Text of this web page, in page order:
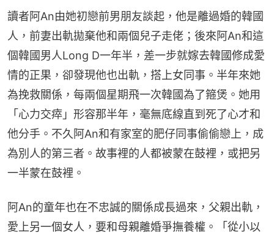
讀者阿An由她初戀前男朋友談起，他是離過婚的韓國
人，前妻出軌拋棄他和兩個兒子走佬；後來阿An和這
個韓國男人Long D一年半，差一步就嫁去韓國修成愛
情的正果，卻發現他也出軌，搭上女同事。半年來她
為挽救關係，每兩個星期飛一次韓國為了箍煲。她用
「心力交瘁」形容那半年，毫無底線直到死了心才和
他分手。不久阿An和有家室的肥仔同事偷偷戀上，成
為別人的第三者。故事裡的人都被蒙在鼓裡，或把另
一半蒙在鼓裡。
阿An的童年也在不忠誠的關係成長過來，父親出軌，
愛上另一個女人，要和母親離婚爭撫養權。「從小以